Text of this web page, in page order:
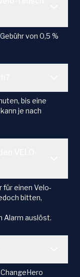
von 0,5 %
bis eine
je nach
für einen Velo-
bitten,
Alarm auslöst.